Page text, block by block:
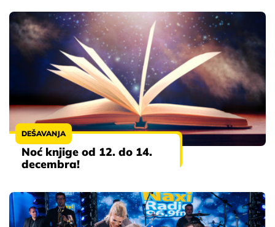
DEŠAVANJA
Noć knjige od 12. do 14.
decembra!